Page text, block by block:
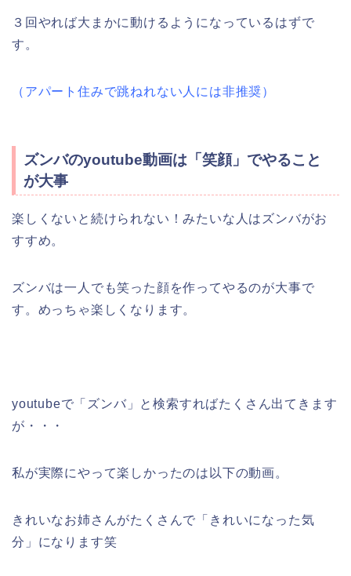
３回やれば大まかに動けるようになっているはずで
す。
（アパート住みで跳ねれない人には非推奨）
ズンバのyoutube動画は「笑顔」でやること
が大事
楽しくないと続けられない！みたいな人はズンバがお
すすめ。
ズンバは一人でも笑った顔を作ってやるのが大事で
す。めっちゃ楽しくなります。
youtubeで「ズンバ」と検索すればたくさん出てきます
が・・・
私が実際にやって楽しかったのは以下の動画。
きれいなお姉さんがたくさんで「きれいになった気
分」になります笑